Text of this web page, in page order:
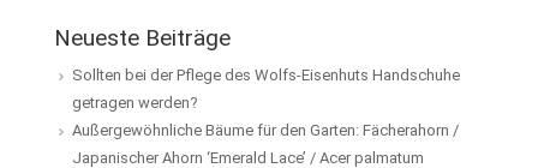
Neueste Beiträge
Sollten bei der Pflege des Wolfs-Eisenhuts Handschuhe
getragen werden?
Außergewöhnliche Bäume für den Garten: Fächerahorn /
Japanischer Ahorn ‘Emerald Lace’ / Acer palmatum